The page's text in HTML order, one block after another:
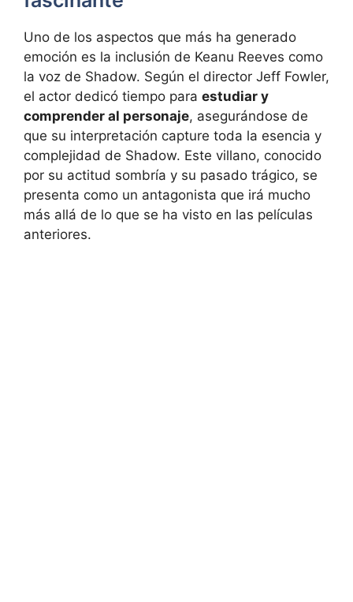
Uno de los aspectos que más ha generado
emoción es la inclusión de Keanu Reeves como
la voz de Shadow. Según el director Jeff Fowler,
el actor dedicó tiempo para estudiar y
comprender al personaje, asegurándose de
que su interpretación capture toda la esencia y
complejidad de Shadow. Este villano, conocido
por su actitud sombría y su pasado trágico, se
presenta como un antagonista que irá mucho
más allá de lo que se ha visto en las películas
anteriores.